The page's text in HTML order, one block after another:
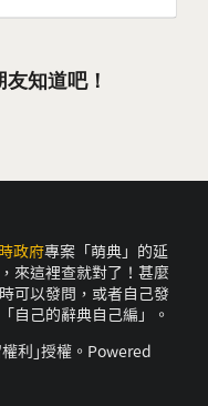
知道吧！
政府專案「萌典」的延
來這裡查就對了！甚麼
可以發問，或者自己發
自己的辭典自己編」。
利｣授權。Powered